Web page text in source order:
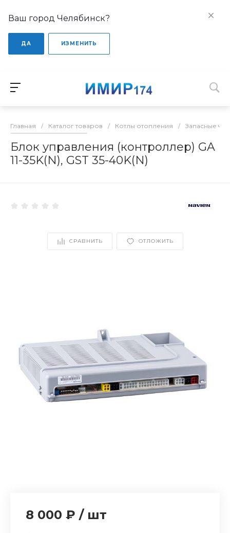
Ваш город Челябинск?
ДА ИЗМЕНИТЬ
Главная / Каталог товаров / Котлы отопления / Запасные
Блок управления (контроллер) GA
11-35K(N), GST 35-40K(N)
СРАВНИТЬ ОТЛОЖИТЬ
8 000 ₽ / шт